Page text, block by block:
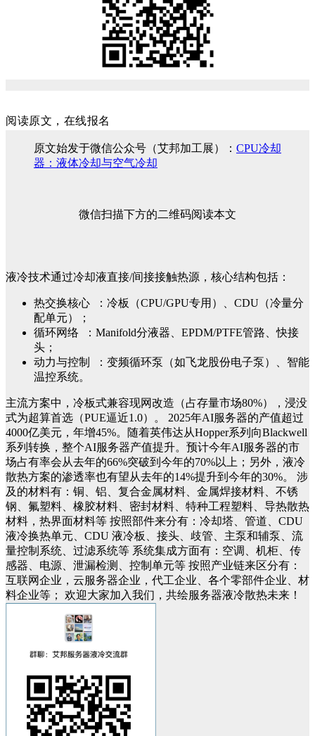
阅读原文，在线报名
原文始发于微信公众号（艾邦加工展）： CPU冷却
器：液体冷却与空气冷却
微信扫描下方的二维码阅读本文
液冷技术通过冷却液直接/间接接触热源，核心结构包括：
热交换核心 ：冷板（CPU/GPU专用）、CDU（冷量分
配单元）；
循环网络 ：Manifold分液器、EPDM/PTFE管路、快接
头；
动力与控制 ：变频循环泵（如飞龙股份电子泵）、智能
温控系统。
主流方案中，冷板式兼容现网改造（占存量市场80%），浸没
式为超算首选（PUE逼近1.0）。
2025年AI服务器的产值超过
4000亿美元，年增45%。随着英伟达从Hopper系列向Blackwell
系列转换，整个AI服务器产值提升。预计今年AI服务器的市
场占有率会从去年的66%突破到今年的70%以上；另外，液冷
散热方案的渗透率也有望从去年的14%提升到今年的30%。
涉
及的材料有：铜、铝、复合金属材料、金属焊接材料、不锈
钢、氟塑料、橡胶材料、密封材料、特种工程塑料、导热散热
材料，热界面材料等 按照部件来分有：冷却塔、管道、 CDU
液冷换热单元
CDU 液冷板、接头、歧管、主泵和辅泵、流
量控制系统、过滤系统等 系统集成方面有：空调、机柜、传
感器、电源、泄漏检测、控制单元等 按照产业链来区分有：
互联网企业，云服务器企业，代工企业、各个零部件企业、材
料企业等；
欢迎大家加入我们，共绘服务器液冷散热未来！